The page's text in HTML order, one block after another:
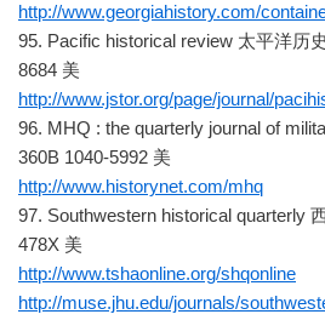
http://www.georgiahistory.com/
95. Pacific historical review 太平洋历
8684 美
http://www.jstor.org/page/journal/
96. MHQ : the quarterly journal of
360B 1040-5992 美
http://www.historynet.com/mhq
97. Southwestern historical quarterly
478X 美
http://www.tshaonline.org/shqonline
http://muse.jhu.edu/journals/